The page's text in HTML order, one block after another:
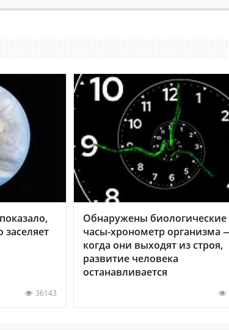
заселяет
36143
Обнаружены биологические
часы-хронометр организма
когда они выходят из строя,
развитие человека
останавливается